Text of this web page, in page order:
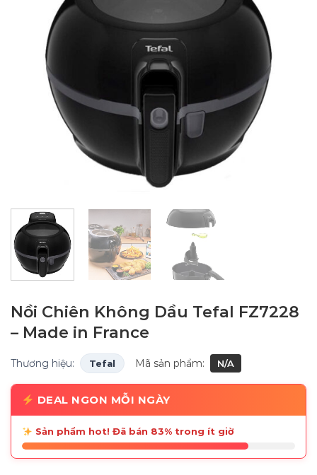
Nồi Chiên Không Dầu Tefal FZ7228
– Made in France
Thương hiệu: Tefal Mã sản phẩm: N/A
DEAL NGON MỖI NGÀY
Sản phẩm hot! Đã bán 83% trong ít giờ